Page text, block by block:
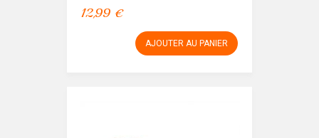
12,99 €
AJOUTER AU PANIER